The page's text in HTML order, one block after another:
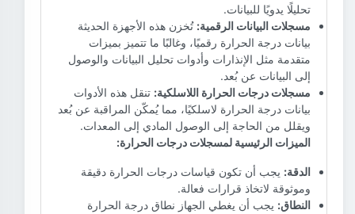
تحليلًا يدويًا للبيانات.
مسجلات البيانات الرقمية: تُخزن هذه الأجهزة الحديثة
بيانات درجة الحرارة رقميًا، وغالبًا ما تتميز بميزات
متقدمة مثل الإنذارات وأدوات تحليل البيانات والوصول
إلى البيانات عن بُعد.
مسجلات درجات الحرارة اللاسلكية: تنقل هذه الأدوات
بيانات درجة الحرارة لاسلكيًا، مما يُمكّن المراقبة عن بُعد
ويقلل من الحاجة إلى الوصول المادي إلى المعدات.
الميزات الرئيسية لمسجلات درجات الحرارة:
الدقة: يجب أن تكون قياسات درجات الحرارة دقيقة
وموثوقة لاتخاذ قرارات فعالة.
النطاق: يجب أن يغطي الجهاز نطاق درجة الحرارة